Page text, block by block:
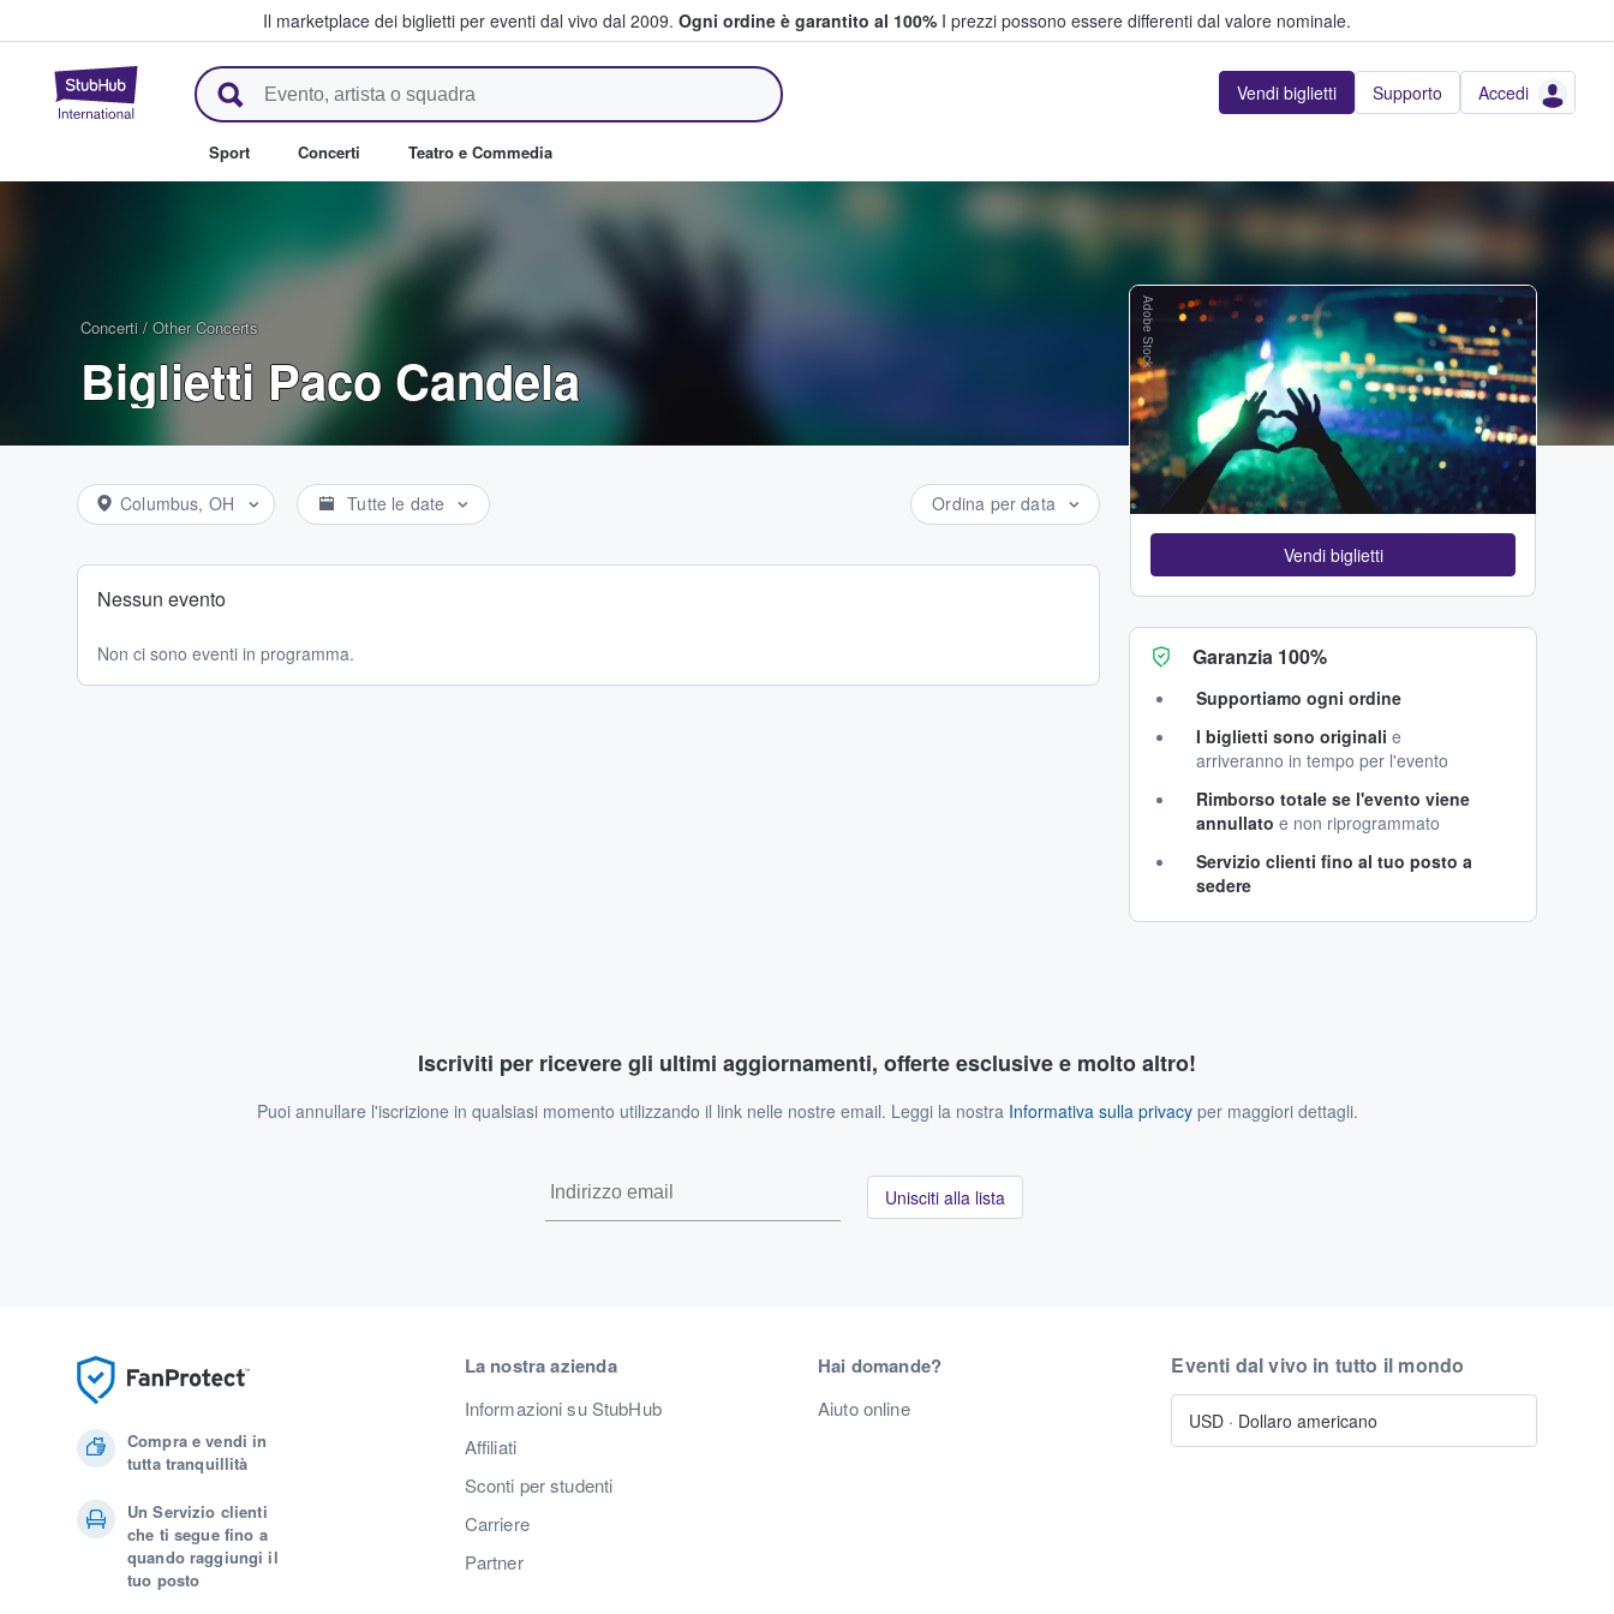
Il marketplace dei biglietti per eventi dal vivo dal 2009. Ogni ordine è garantito al 100% I prezzi possono essere differenti dal valore nominale.
StubHub - Dove i fan comprano e vendono biglietti Vendi biglietti Supporto Accedi
Sport Concerti Teatro e Commedia
Concerti / Other Concerts
Biglietti Paco Candela
Columbus, OH Tutte le date Ordina per data
Nessun evento
Non ci sono eventi in programma.
Adobe Stock
Vendi biglietti
Garanzia 100%
Supportiamo ogni ordine
I biglietti sono originali e
arriveranno in tempo per l'evento
Rimborso totale se l'evento viene
annullato e non riprogrammato
Servizio clienti fino al tuo posto a
sedere
Iscriviti per ricevere gli ultimi aggiornamenti, offerte esclusive e molto altro!
Puoi annullare l'iscrizione in qualsiasi momento utilizzando il link nelle nostre email. Leggi la nostra Informativa sulla privacyper maggiori dettagli.
Unisciti alla lista
Compra e vendi in
tutta tranquillità
Un Servizio clienti
che ti segue fino a
quando raggiungi il
tuo posto
La nostra azienda
Informazioni su StubHub
Affiliati
Sconti per studenti
Carriere
Partner
Hai domande?
Aiuto online
Eventi dal vivo in tutto il mondo
USD · Dollaro americano